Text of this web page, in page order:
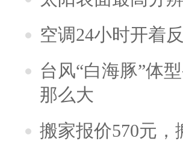
空调24小时开着
台风“白海豚”体
那么大
搬家报价570元，